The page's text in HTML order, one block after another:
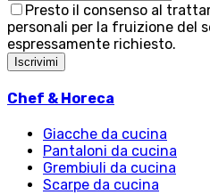
Presto il consenso al
personali per la fruizione del
espressamente richiesto.
Iscrivimi
Chef & Horeca
Giacche da cucina
Pantaloni da cucina
Grembiuli da cucina
Scarpe da cucina